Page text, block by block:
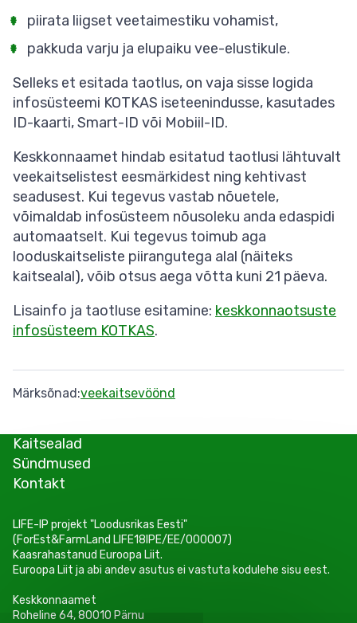
piirata liigset veetaimestiku vohamist,
pakkuda varju ja elupaiku vee-elustikule.
Selleks et esitada taotlus, on vaja sisse logida
infosüsteemi KOTKAS iseteenindusse, kasutades
ID-kaarti, Smart-ID või Mobiil-ID.
Keskkonnaamet hindab esitatud taotlusi lähtuvalt
veekaitselistest eesmärkidest ning kehtivast
seadusest. Kui tegevus vastab nõuetele,
võimaldab infosüsteem nõusoleku anda edaspidi
automaatselt. Kui tegevus toimub aga
looduskaitseliste piirangutega alal (näiteks
kaitsealal), võib otsus aega võtta kuni 21 päeva.
Lisainfo ja taotluse esitamine: keskkonnaotsuste
infosüsteem KOTKAS.
Märksõnad veekaitsevöönd
Kaitsealad
Sündmused
Kontakt
LIFE-IP projekt "Loodusrikas Eesti"
(ForEst&FarmLand LIFE18IPE/EE/000007)
Kaasrahastanud Euroopa Liit.
Euroopa Liit ja abi andev asutus ei vastuta kodulehe sisu eest.
Keskkonnaamet
Roheline 64, 80010 Pärnu